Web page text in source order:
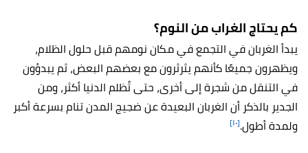
كم يحتاج الغراب من النوم؟
يبدأ الغربان في التجمع في مكان نومهم قبل حلول الظلام،
ويظهرون جميعًا كأنهم يثرثرون مع بعضهم البعض، ثم يبدؤون
في التنقل من شجرة إلى أخرى، حتى تُظلم الدنيا أكثر، ومن
الجدير بالذكر أن الغربان البعيدة عن ضجيج المدن تنام بسرعة أكبر
ولمدة أطول.[١٠]